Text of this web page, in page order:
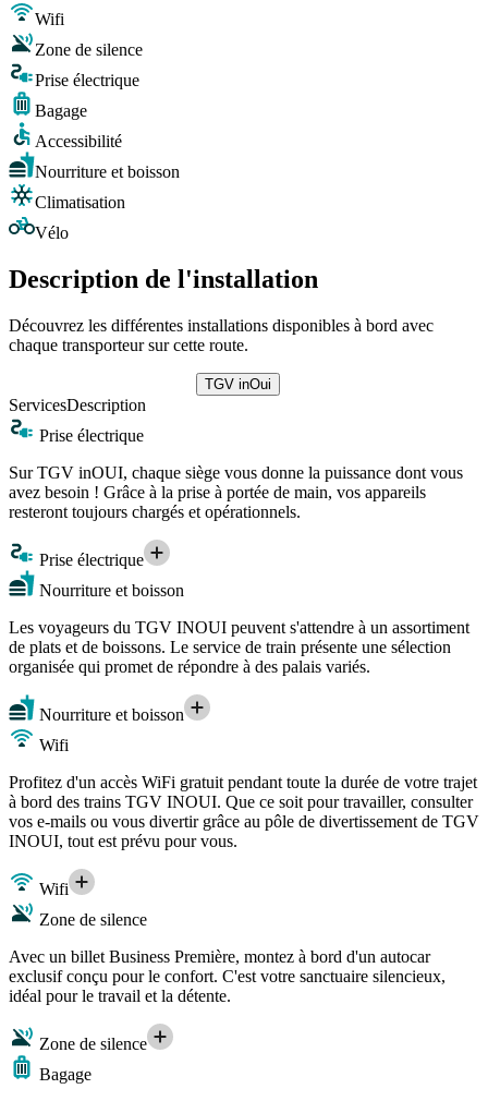
Wifi
Zone de silence
Prise électrique
Bagage
Accessibilité
Nourriture et boisson
Climatisation
Vélo
Description de l'installation
Découvrez les différentes installations disponibles à bord avec
chaque transporteur sur cette route.
TGV inOui
ServicesDescription
Prise électrique
Sur TGV inOUI, chaque siège vous donne la puissance dont vous
avez besoin ! Grâce à la prise à portée de main, vos appareils
resteront toujours chargés et opérationnels.
Prise électrique
Nourriture et boisson
Les voyageurs du TGV INOUI peuvent s'attendre à un assortiment
de plats et de boissons. Le service de train présente une sélection
organisée qui promet de répondre à des palais variés.
Nourriture et boisson
Wifi
Profitez d'un accès WiFi gratuit pendant toute la durée de votre trajet
à bord des trains TGV INOUI. Que ce soit pour travailler, consulter
vos e-mails ou vous divertir grâce au pôle de divertissement de TGV
INOUI, tout est prévu pour vous.
Wifi
Zone de silence
Avec un billet Business Première, montez à bord d'un autocar
exclusif conçu pour le confort. C'est votre sanctuaire silencieux,
idéal pour le travail et la détente.
Zone de silence
Bagage